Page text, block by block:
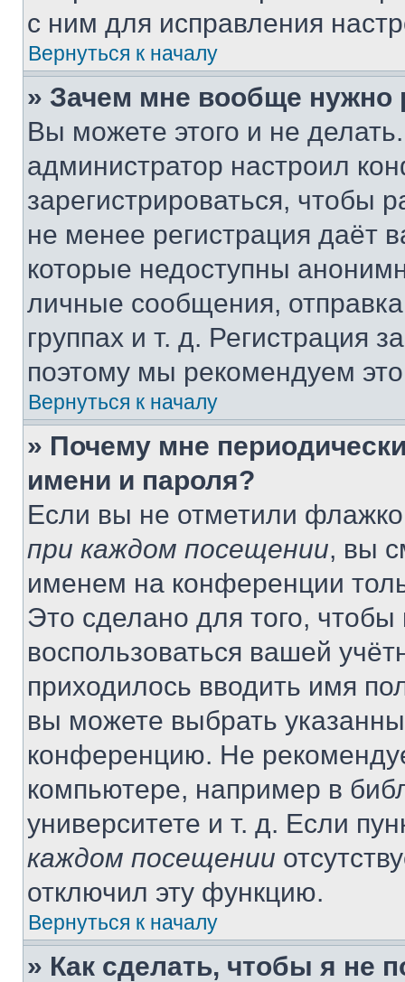
с ним для исправления
Вернуться к началу
» Зачем мне вообще нужно
Вы можете этого и не
администратор настроил
зарегистрироваться, чтобы
не менее регистрация даёт
которые недоступны
личные сообщения,
группах и т. д. Регистрация
поэтому мы рекомендуем
Вернуться к началу
» Почему мне
имени и пароля?
Если вы не отметили
при каждом посещении, вы
именем на конференции
Это сделано для того, чтобы
воспользоваться вашей
приходилось вводить имя
вы можете выбрать
конференцию. Не
компьютере, например в
университете и т. д. Если
каждом посещении
отключил эту функцию.
Вернуться к началу
» Как сделать, чтобы я не